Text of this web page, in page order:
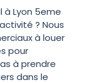
à Lyon 5eme
? Nous
à louer
pour
à prendre
dans le